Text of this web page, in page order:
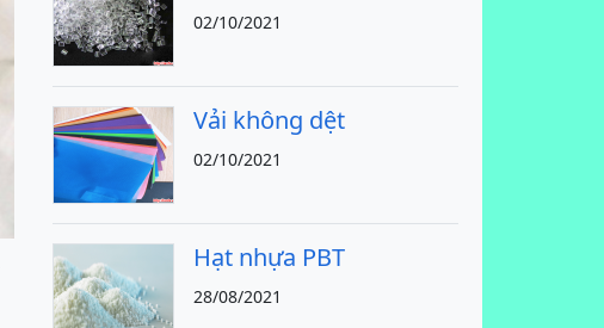
02/10/2021
Vải không dệt
02/10/2021
Hạt nhựa PBT
28/08/2021